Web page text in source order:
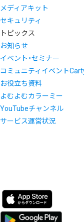
メディアキット
セキュリティ
トピックス
お知らせ
イベント・セミナー
コミュニティイベント
お役立ち資料
よむよむカラーミー
YouTubeチャンネル
サービス運営状況